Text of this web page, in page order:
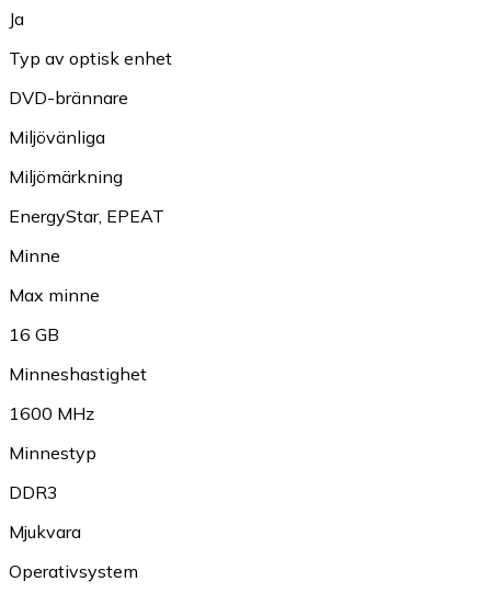
Ja
Typ av optisk enhet
DVD-brännare
Miljövänliga
Miljömärkning
EnergyStar, EPEAT
Minne
Max minne
16 GB
Minneshastighet
1600 MHz
Minnestyp
DDR3
Mjukvara
Operativsystem